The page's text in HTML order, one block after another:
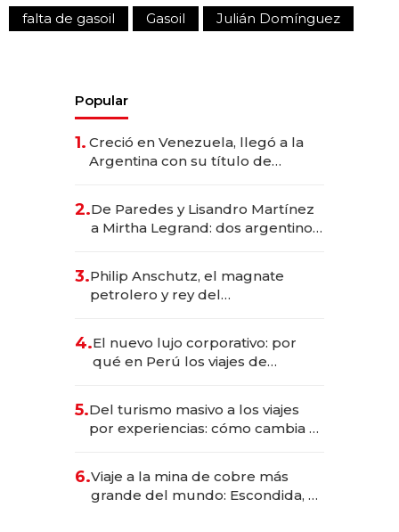
falta de gasoil Gasoil Julián Domínguez
Popular
1. Creció en Venezuela, llegó a la
Argentina con su título de
las marcas "fast premium"
2.De Paredes y Lisandro Martínez
a Mirtha Legrand: dos argentinos
3.Philip Anschutz, el magnate
petrolero y rey del
Fénix
4.El nuevo lujo corporativo: por
qué en Perú los viajes de
transformadoras
5.Del turismo masivo a los viajes
por experiencias: cómo cambia el
6.Viaje a la mina de cobre más
grande del mundo: Escondida, el